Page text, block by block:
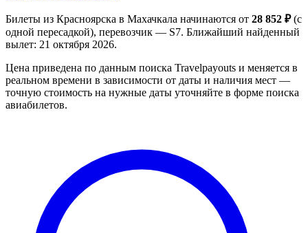
Билеты из Красноярска в Махачкала начинаются от 28 852 ₽(с
одной пересадкой), перевозчик — S7. Ближайший найденный
вылет: 21 октября 2026.
Цена приведена по данным поиска Travelpayouts и меняется в
реальном времени в зависимости от даты и наличия мест —
точную стоимость на нужные даты уточняйте в форме поиска
авиабилетов.